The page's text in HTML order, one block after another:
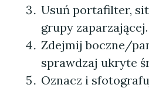
Usuń portafilter,
grupy zaparzającej.
Zdejmij boczne/
sprawdzaj ukryte
Oznacz i